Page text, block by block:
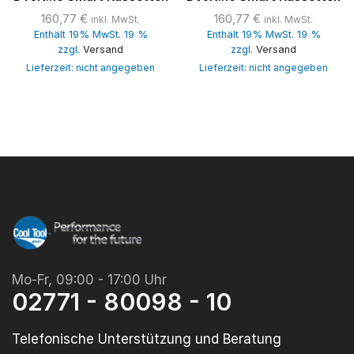
160,77 € inkl. MwSt.
Enthält 19% MwSt. 19 %
zzgl. Versand
Lieferzeit: nicht angegeben
160,77 € inkl. MwSt.
Enthält 19% MwSt. 19 %
zzgl. Versand
Lieferzeit: nicht angegeben
Mo-Fr, 09:00 - 17:00 Uhr
02771 - 80098 - 10
Telefonische Unterstützung und Beratung